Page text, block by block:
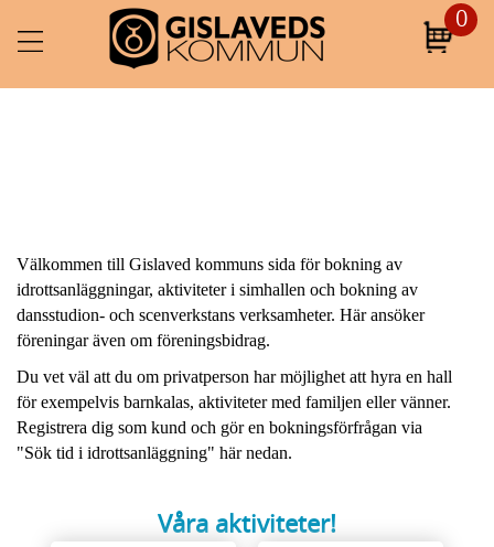
huvudinnehållet
0
Välkommen till Gislaved kommuns sida för bokning av
idrottsanläggningar, aktiviteter i simhallen och bokning av
dansstudion- och scenverkstans verksamheter. Här ansöker
föreningar även om föreningsbidrag.
Du vet väl att du om privatperson har möjlighet att hyra en hall
för exempelvis barnkalas, aktiviteter med familjen eller vänner.
Registrera dig som kund och gör en bokningsförfrågan via
"Sök tid i idrottsanläggning" här nedan.
Våra aktiviteter!